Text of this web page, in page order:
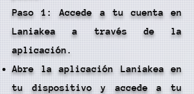
Paso 1: Accede a tu cuenta en
Laniakea a través de la
aplicación.
Abre la aplicación Laniakea en
tu dispositivo y accede a tu